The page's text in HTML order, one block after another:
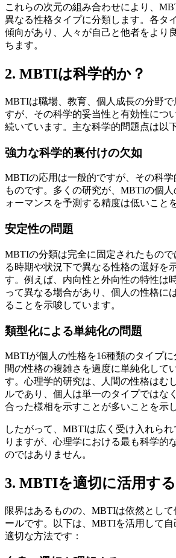
これらの次元の組み合わせにより、
異なる性格タイプに分類します。各タ
傾向があり、人々が自己と他者をより
ちます。
2. MBTIは科学的か？
MBTIは職場、教育、個人成長の分野で
すが、その科学的妥当性と有効性につ
続いています。主な科学的問題点は以
強力な科学的裏付けの欠如
MBTIの応用は一般的ですが、その科
ものです。多くの研究が、MBTIの個
ォーマンスを予測する精度は低いこと
安定性の問題
MBTIの分類は完全に固定されたもの
る時期や状況下で異なる性格の選好を
す。例えば、内向性と外向性の特性は
って異なる場合があり、個人の性格に
ることを示唆しています。
類型化による単純化の問題
MBTIが個人の性格を16種類のタイプに
間の性格の複雑さを過度に単純化して
す。心理学的研究は、人間の性格はむ
ルであり、個人は単一のタイプではな
合った様相を示すことが多いことを示
したがって、MBTIは広く受け入れら
りますが、心理学における最も科学的
のではありません。
3. MBTIを適切に活用す
限界はあるものの、MBTIは依然とし
ールです。以下は、MBTIを活用して
適切な方法です：